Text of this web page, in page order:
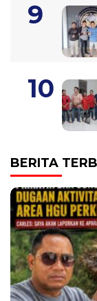
BERITA